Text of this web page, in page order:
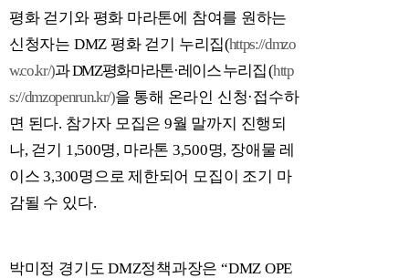
평화 걷기와 평화 마라톤에 참여를 원하는
신청자는 DMZ 평화 걷기 누리집(https://dmzo
w.co.kr/)과DMZ평화마라톤·레이스 누리집(http
s://dmzopenrun.kr/)을 통해 온라인 신청·접수하
면 된다. 참가자 모집은9월 말까지 진행되
나, 걷기 1,500명, 마라톤3,500명, 장애물 레
이스3,300명으로 제한되어 모집이 조기 마
감될 수 있다.
박미정 경기도DMZ정책과장은“DMZ OPE